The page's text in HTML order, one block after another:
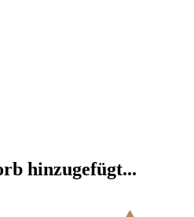
hinzugefügt...